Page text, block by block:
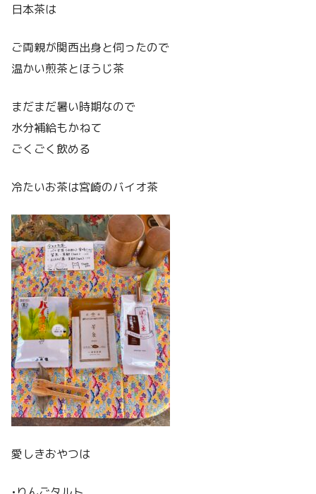
日本茶は
ご両親が関西出身と伺ったので
温かい煎茶とほうじ茶
まだまだ暑い時期なので
水分補給もかねて
ごくごく飲める
冷たいお茶は宮崎のバイオ茶
愛しきおやつは